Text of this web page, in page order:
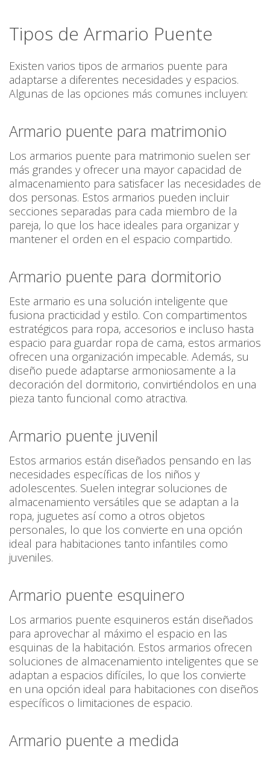
Tipos de Armario Puente
Existen varios tipos de armarios puente para
adaptarse a diferentes necesidades y espacios.
Algunas de las opciones más comunes incluyen:
Armario puente para matrimonio
Los armarios puente para matrimonio suelen ser
más grandes y ofrecer una mayor capacidad de
almacenamiento para satisfacer las necesidades de
dos personas. Estos armarios pueden incluir
secciones separadas para cada miembro de la
pareja, lo que los hace ideales para organizar y
mantener el orden en el espacio compartido.
Armario puente para dormitorio
Este armario es una solución inteligente que
fusiona practicidad y estilo. Con compartimentos
estratégicos para ropa, accesorios e incluso hasta
espacio para guardar ropa de cama, estos armarios
ofrecen una organización impecable. Además, su
diseño puede adaptarse armoniosamente a la
decoración del dormitorio, convirtiéndolos en una
pieza tanto funcional como atractiva.
Armario puente juvenil
Estos armarios están diseñados pensando en las
necesidades específicas de los niños y
adolescentes. Suelen integrar soluciones de
almacenamiento versátiles que se adaptan a la
ropa, juguetes así como a otros objetos
personales, lo que los convierte en una opción
ideal para habitaciones tanto infantiles como
juveniles.
Armario puente esquinero
Los armarios puente esquineros están diseñados
para aprovechar al máximo el espacio en las
esquinas de la habitación. Estos armarios ofrecen
soluciones de almacenamiento inteligentes que se
adaptan a espacios difíciles, lo que los convierte
en una opción ideal para habitaciones con diseños
específicos o limitaciones de espacio.
Armario puente a medida